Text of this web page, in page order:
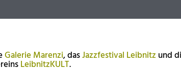
Galerie Marenzi, dasJazzfestival Leibnitzund
LeibnitzKULT.